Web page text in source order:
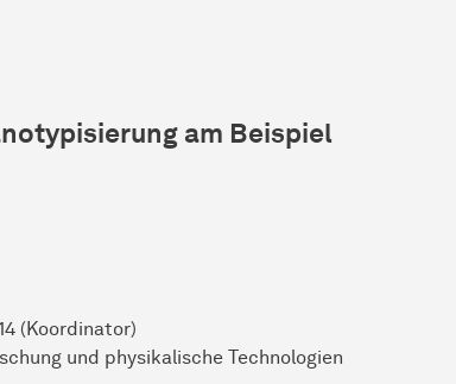
am Beispiel
(Koordinator)
und physikalische Technologien